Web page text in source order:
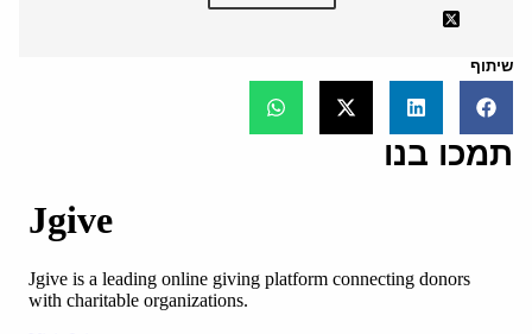
שיתוף
תמכו בנו